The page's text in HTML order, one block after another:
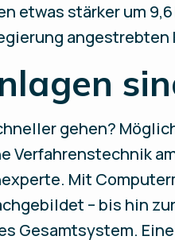
etwas stärker um
gehen?
Verfahrenstechnik
Mit
– bis hin
Gesamtsystem.